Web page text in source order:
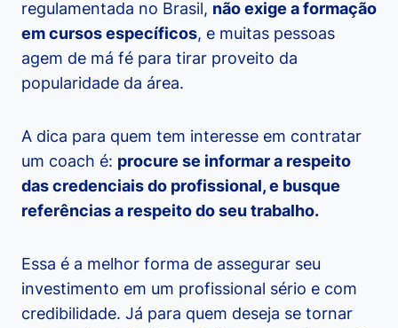
regulamentada no Brasil, não exige a formação
em cursos específicos, e muitas pessoas
agem de má fé para tirar proveito da
popularidade da área.
A dica para quem tem interesse em contratar
um coach é: procure se informar a respeito
das credenciais do profissional, e busque
referências a respeito do seu trabalho.
Essa é a melhor forma de assegurar seu
investimento em um profissional sério e com
credibilidade. Já para quem deseja se tornar